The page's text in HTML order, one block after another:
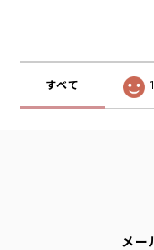
すべて
メー